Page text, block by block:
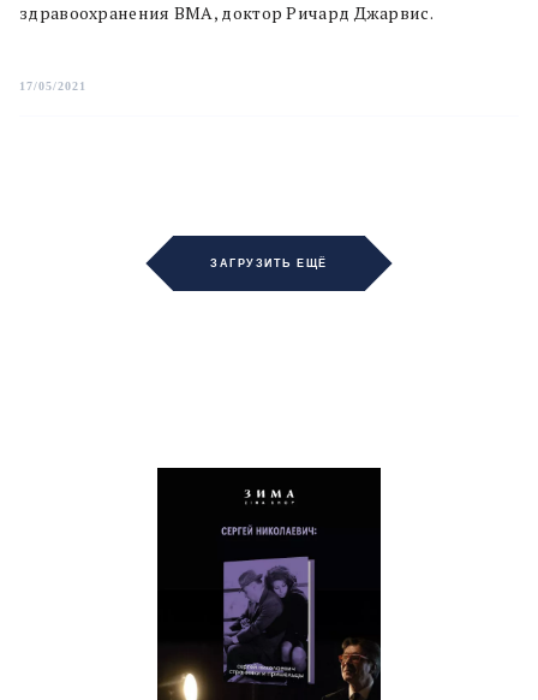
здравоохранения BMA, доктор Ричард Джарвис.
17/05/2021
ЗАГРУЗИТЬ ЕЩЁ